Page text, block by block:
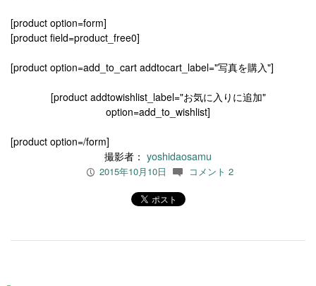
[product option=form]
[product field=product_free0]
[product option=add_to_cart addtocart_label="写真を購入"]
[product addtowishlist_label="お気に入りに追加"
option=add_to_wishlist]
[product option=/form]
撮影者： yoshidaosamu
P 2015年10月10日 c コメント 2